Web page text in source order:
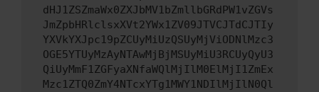
dHJ1ZSZmaWx0ZXJbMV1bZmllbGRdPW1vZGVs
JmZpbHRlclsxXVt2YWx1ZV09JTVCJTdCJTIy
YXVkYXJpc19pZCUyMiUzQSUyMjViODNlMzc3
OGE5YTUyMzAyNTAwMjBjMSUyMiU3RCUyQyU3
QiUyMmF1ZGFyaXNfaWQlMjIlM0ElMjI1ZmEx
Mzc1ZTQ0ZmY4NTcxYTg1MWY1NDIlMjIlN0Ql